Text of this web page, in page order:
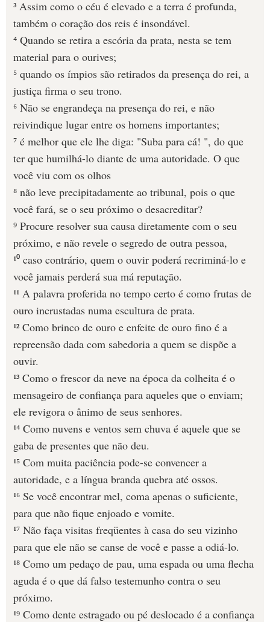
³ Assim como o céu é elevado e a terra é profunda,
também o coração dos reis é insondável.
⁴ Quando se retira a escória da prata, nesta se tem
material para o ourives;
⁵ quando os ímpios são retirados da presença do rei, a
justiça firma o seu trono.
⁶ Não se engrandeça na presença do rei, e não
reivindique lugar entre os homens importantes;
⁷ é melhor que ele lhe diga: "Suba para cá! ", do que
ter que humilhá-lo diante de uma autoridade. O que
você viu com os olhos
⁸ não leve precipitadamente ao tribunal, pois o que
você fará, se o seu próximo o desacreditar?
⁹ Procure resolver sua causa diretamente com o seu
próximo, e não revele o segredo de outra pessoa,
¹⁰ caso contrário, quem o ouvir poderá recriminá-lo e
você jamais perderá sua má reputação.
¹¹ A palavra proferida no tempo certo é como frutas de
ouro incrustadas numa escultura de prata.
¹² Como brinco de ouro e enfeite de ouro fino é a
repreensão dada com sabedoria a quem se dispõe a
ouvir.
¹³ Como o frescor da neve na época da colheita é o
mensageiro de confiança para aqueles que o enviam;
ele revigora o ânimo de seus senhores.
¹⁴ Como nuvens e ventos sem chuva é aquele que se
gaba de presentes que não deu.
¹⁵ Com muita paciência pode-se convencer a
autoridade, e a língua branda quebra até ossos.
¹⁶ Se você encontrar mel, coma apenas o suficiente,
para que não fique enjoado e vomite.
¹⁷ Não faça visitas freqüentes à casa do seu vizinho
para que ele não se canse de você e passe a odiá-lo.
¹⁸ Como um pedaço de pau, uma espada ou uma flecha
aguda é o que dá falso testemunho contra o seu
próximo.
¹⁹ Como dente estragado ou pé deslocado é a confiança